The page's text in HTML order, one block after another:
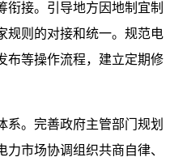
衔接。引导地方因地制宜制
规则的对接和统一。规范电
布等操作流程，建立定期修
。完善政府主管部门规划
市场协调组织共商自律、